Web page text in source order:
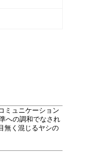
ミュニケーション
への調和でなされ
無く混じるヤシの